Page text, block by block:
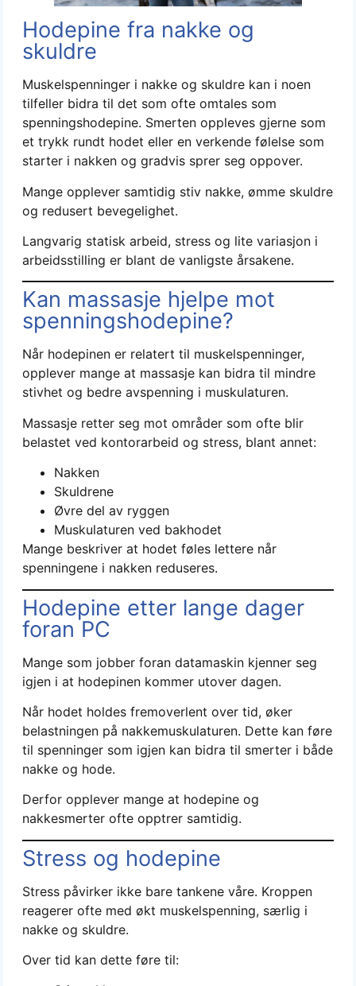
Hodepine fra nakke og
skuldre
Muskelspenninger i nakke og skuldre kan i noen
tilfeller bidra til det som ofte omtales som
spenningshodepine. Smerten oppleves gjerne som
et trykk rundt hodet eller en verkende følelse som
starter i nakken og gradvis sprer seg oppover.
Mange opplever samtidig stiv nakke, ømme skuldre
og redusert bevegelighet.
Langvarig statisk arbeid, stress og lite variasjon i
arbeidsstilling er blant de vanligste årsakene.
Kan massasje hjelpe mot
spenningshodepine?
Når hodepinen er relatert til muskelspenninger,
opplever mange at massasje kan bidra til mindre
stivhet og bedre avspenning i muskulaturen.
Massasje retter seg mot områder som ofte blir
belastet ved kontorarbeid og stress, blant annet:
Nakken
Skuldrene
Øvre del av ryggen
Muskulaturen ved bakhodet
Mange beskriver at hodet føles lettere når
spenningene i nakken reduseres.
Hodepine etter lange dager
foran PC
Mange som jobber foran datamaskin kjenner seg
igjen i at hodepinen kommer utover dagen.
Når hodet holdes fremoverlent over tid, øker
belastningen på nakkemuskulaturen. Dette kan føre
til spenninger som igjen kan bidra til smerter i både
nakke og hode.
Derfor opplever mange at hodepine og
nakkesmerter ofte opptrer samtidig.
Stress og hodepine
Stress påvirker ikke bare tankene våre. Kroppen
reagerer ofte med økt muskelspenning, særlig i
nakke og skuldre.
Over tid kan dette føre til: